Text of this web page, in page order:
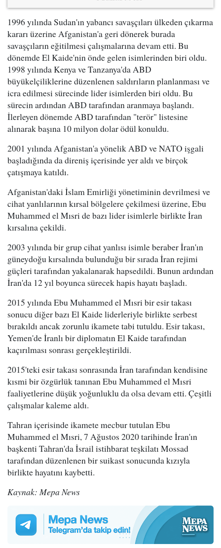
1996 yılında Sudan'ın yabancı savaşçıları ülkeden çıkarma
kararı üzerine Afganistan'a geri dönerek burada
savaşçıların eğitilmesi çalışmalarına devam etti. Bu
dönemde El Kaide'nin önde gelen isimlerinden biri oldu.
1998 yılında Kenya ve Tanzanya'da ABD
büyükelçiliklerine düzenlenen saldırıların planlanması ve
icra edilmesi sürecinde lider isimlerden biri oldu. Bu
sürecin ardından ABD tarafından aranmaya başlandı.
İlerleyen dönemde ABD tarafından "terör" listesine
alınarak başına 10 milyon dolar ödül konuldu.
2001 yılında Afganistan'a yönelik ABD ve NATO işgali
başladığında da direniş içerisinde yer aldı ve birçok
çatışmaya katıldı.
Afganistan'daki İslam Emirliği yönetiminin devrilmesi ve
cihat yanlılarının kırsal bölgelere çekilmesi üzerine, Ebu
Muhammed el Mısri de bazı lider isimlerle birlikte İran
kırsalına çekildi.
2003 yılında bir grup cihat yanlısı isimle beraber İran'ın
güneydoğu kırsalında bulunduğu bir sırada İran rejimi
güçleri tarafından yakalanarak hapsedildi. Bunun ardından
İran'da 12 yıl boyunca sürecek hapis hayatı başladı.
2015 yılında Ebu Muhammed el Mısri bir esir takası
sonucu diğer bazı El Kaide liderleriyle birlikte serbest
bırakıldı ancak zorunlu ikamete tabi tutuldu. Esir takası,
Yemen'de İranlı bir diplomatın El Kaide tarafından
kaçırılması sonrası gerçekleştirildi.
2015'teki esir takası sonrasında İran tarafından kendisine
kısmi bir özgürlük tanınan Ebu Muhammed el Mısri
faaliyetlerine düşük yoğunluklu da olsa devam etti. Çeşitli
çalışmalar kaleme aldı.
Tahran içerisinde ikamete mecbur tutulan Ebu
Muhammed el Mısri, 7 Ağustos 2020 tarihinde İran'ın
başkenti Tahran'da İsrail istihbarat teşkilatı Mossad
tarafından düzenlenen bir suikast sonucunda kızıyla
birlikte hayatını kaybetti.
Kaynak: Mepa News